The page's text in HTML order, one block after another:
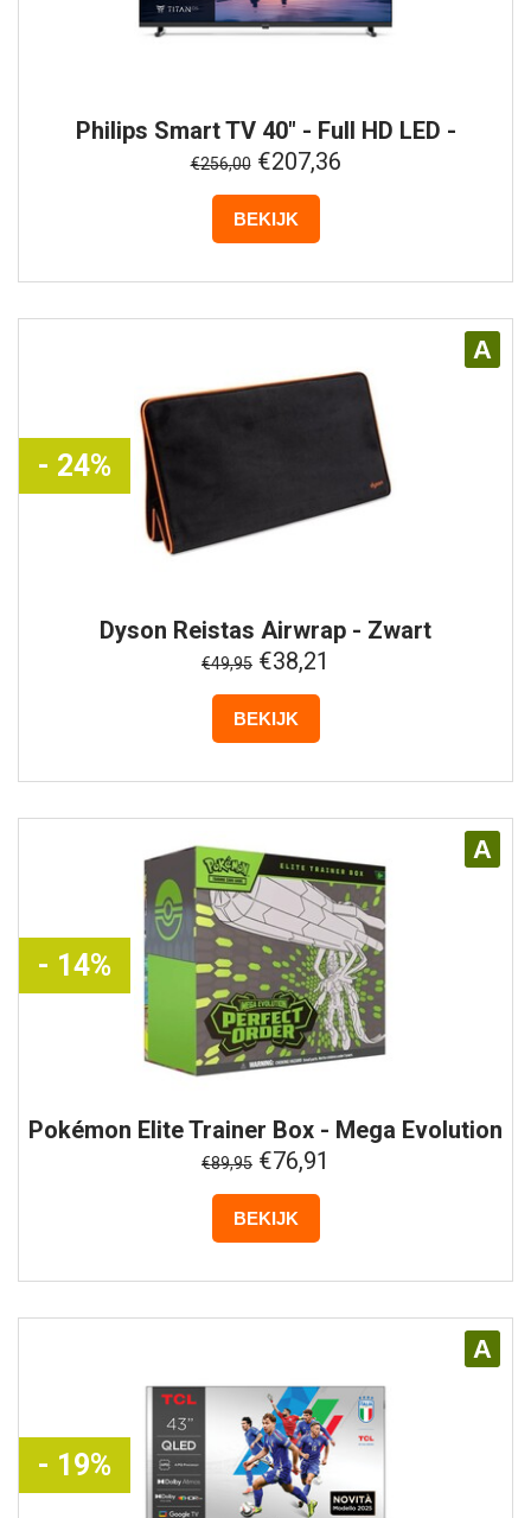
Philips Smart TV 40" - Full HD LED -
40PFS6000/12
€256,00€207,36
BEKIJK
A
- 24%
Dyson Reistas Airwrap - Zwart
€49,95 €38,21
BEKIJK
A
- 14%
Pokémon Elite Trainer Box - Mega Evolution
- Perfect Order
€89,95 €76,91
BEKIJK
A
- 19%